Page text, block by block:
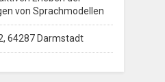
von Sprachmodellen
64287 Darmstadt